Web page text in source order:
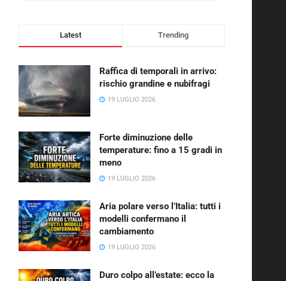
Latest Trending
Raffica di temporali in arrivo:
rischio grandine e nubifragi
19 LUGLIO 2026
Forte diminuzione delle
temperature: fino a 15 gradi in
meno
19 LUGLIO 2026
Aria polare verso l’Italia: tutti i
modelli confermano il
cambiamento
19 LUGLIO 2026
Duro colpo all’estate: ecco la